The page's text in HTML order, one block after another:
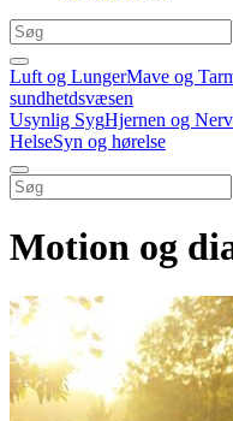
Luft og LungerMave og
sundhetdsvæsen
Usynlig SygHjernen og
HelseSyn og hørelse
Motion og